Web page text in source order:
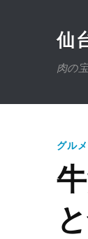
仙
肉の
グルメ